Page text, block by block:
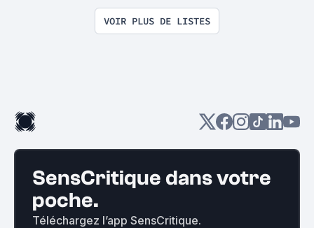
VOIR PLUS DE LISTES
SensCritique dans votre
poche.
Téléchargez l’app SensCritique.